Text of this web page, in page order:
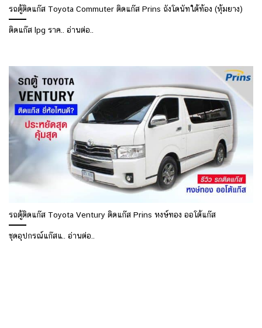
รถตู้ติดแก๊ส Toyota Commuter ติดแก๊ส Prins ถังโดนัทใต้ท้อง (หุ้มยาง)
ติดแก๊ส lpg ราค.. อ่านต่อ..
รถตู้ติดแก๊ส Toyota Ventury ติดแก๊ส Prins หงษ์ทอง ออโต้แก๊ส
ชุดอุปกรณ์แก๊สแ.. อ่านต่อ..